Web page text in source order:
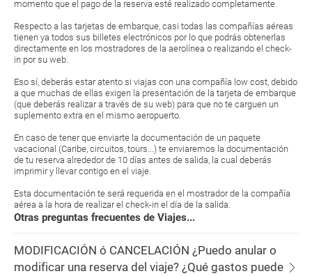
momento que el pago de la reserva esté realizado completamente.
Respecto a las tarjetas de embarque, casi todas las compañías aéreas
tienen ya todos sus billetes electrónicos por lo que podrás obtenerlas
directamente en los mostradores de la aerolínea o realizando el check-
in por su web.
Eso sí, deberás estar atento si viajas con una compañía low cost, debido
a que muchas de ellas exigen la presentación de la tarjeta de embarque
(que deberás realizar a través de su web) para que no te carguen un
suplemento extra en el mismo aeropuerto.
En caso de tener que enviarte la documentación de un paquete
vacacional (Caribe, circuitos, tours...) te enviaremos la documentación
de tu reserva alrededor de 10 días antes de salida, la cual deberás
imprimir y llevar contigo en el viaje.
Esta documentación te será requerida en el mostrador de la compañía
aérea a la hora de realizar el check-in el día de la salida.
Otras preguntas frecuentes de Viajes...
MODIFICACIÓN ó CANCELACIÓN ¿Puedo anular o
modificar una reserva del viaje? ¿Qué gastos puede